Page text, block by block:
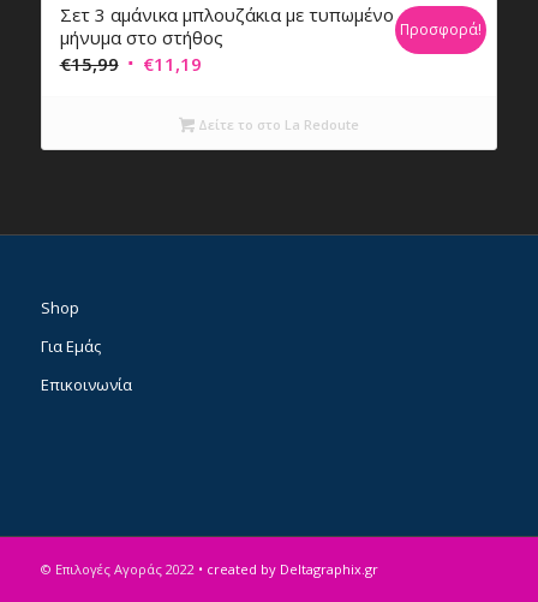
Σετ 3 αμάνικα μπλουζάκια με τυπωμένο
μήνυμα στο στήθος
€15,99 Original
€15,99.
€11,19Η
τιμή
είναι:
Προσφορά!
Δείτε το στο La Redoute
Shop
Για Εμάς
Επικοινωνία
© Επιλογές Αγοράς 2022 • created by Deltagraphix.gr